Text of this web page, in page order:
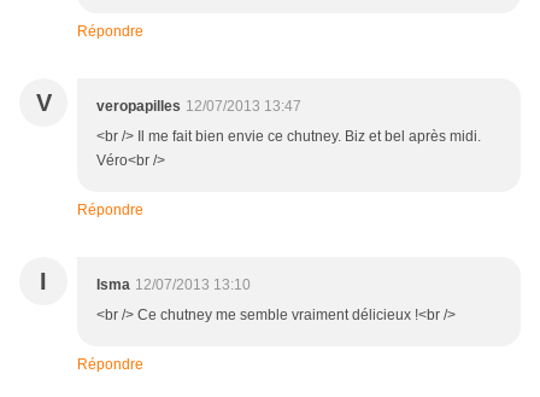
Répondre
V veropapilles 12/07/2013 13:47
<br /> Il me fait bien envie ce chutney. Biz et bel après midi.
Véro<br />
Répondre
I Isma 12/07/2013 13:10
<br /> Ce chutney me semble vraiment délicieux !<br />
Répondre